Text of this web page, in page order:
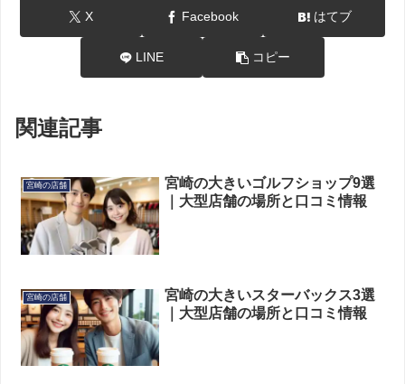
X Facebook はてブ
LINE コピー
関連記事
宮崎の店舗
宮崎の大きいゴルフショップ9選
｜大型店舗の場所と口コミ情報
宮崎の店舗
宮崎の大きいスターバックス3選
｜大型店舗の場所と口コミ情報